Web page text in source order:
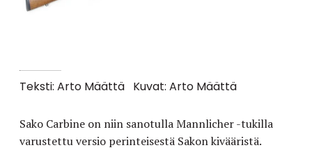
Teksti: Arto Määttä Kuvat: Arto Määttä
Sako Carbine on niin sanotulla Mannlicher -tukilla
varustettu versio perinteisestä Sakon kivääristä.